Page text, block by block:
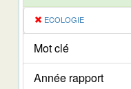
ECOLOGIE
Mot clé
Année rapport